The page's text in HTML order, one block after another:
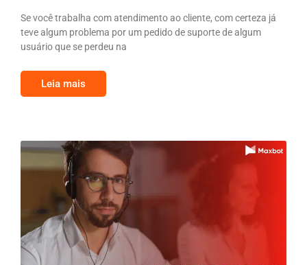
Se você trabalha com atendimento ao cliente, com certeza já
teve algum problema por um pedido de suporte de algum
usuário que se perdeu na
Leia mais